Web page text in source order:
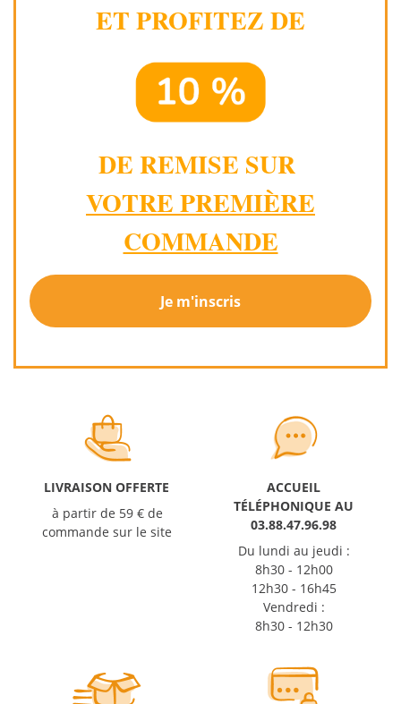
ET PROFITEZ DE
DE REMISE SUR
VOTRE PREMIÈRE
COMMANDE
Je m'inscris
LIVRAISON OFFERTE
à partir de 59 € de
commande sur le site
ACCUEIL
TÉLÉPHONIQUE AU
03.88.47.96.98
Du lundi au jeudi :
8h30 - 12h00
12h30 - 16h45
Vendredi :
8h30 - 12h30